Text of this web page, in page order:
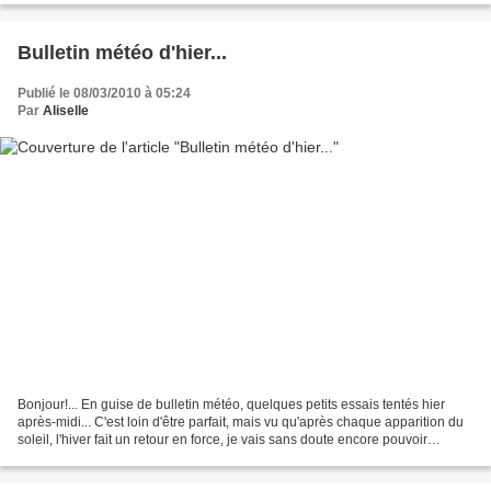
Bulletin météo d'hier...
Publié le 08/03/2010 à 05:24
Par Aliselle
Bonjour!... En guise de bulletin météo, quelques petits essais tentés hier
après-midi... C'est loin d'être parfait, mais vu qu'après chaque apparition du
soleil, l'hiver fait un retour en force, je vais sans doute encore pouvoir